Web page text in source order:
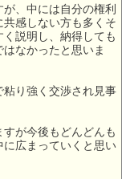
、中には自分の権利
感しない方も多くそ
説明し、納得しても
なかったと思いま
粘り強く交渉され見事
が今後もどんどんも
に広まっていくと思い